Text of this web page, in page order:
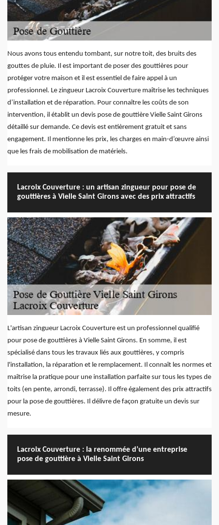
Nous avons tous entendu tombant, sur notre toit, des bruits des
gouttes de pluie. Il est important de poser des gouttières pour
protéger votre maison et il est essentiel de faire appel à un
professionnel. Le zingueur Lacroix Couverture maîtrise les techniques
d’installation et de réparation. Pour connaître les coûts de son
intervention, il établit un devis pose de gouttière Vielle Saint Girons
détaillé sur demande. Ce devis est entièrement gratuit et sans
engagement. Il mentionne les prix, les charges en main-d’œuvre ainsi
que les frais de mobilisation de matériels.
Lacroix Couverture : un artisan zingueur pour pose de
gouttières à Vielle Saint Girons avec des prix attractifs
L'artisan zingueur Lacroix Couverture est un professionnel qualifié
pour pose de gouttières à Vielle Saint Girons. En somme, il est
spécialisé dans tous les travaux liés aux gouttières, y compris
l'installation, la réparation et le remplacement. Il connaît les normes et
maîtrise la pratique pour une installation parfaite sur tous les types de
toits (en pente, arrondi, terrasse). Il offre également des prix attractifs
pour la pose de gouttières. Il délivre de façon gratuite un devis sur
mesure.
Lacroix Couverture : la renommée d’une entreprise
pose de gouttière à Vielle Saint Girons